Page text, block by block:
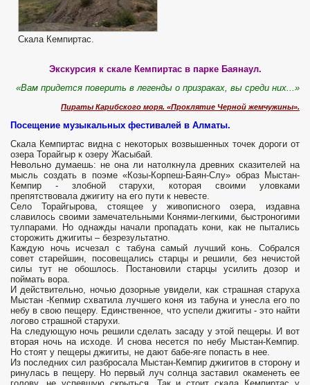
Скала Кемпиртас.
Экскурсия к скале Кемпиртас в парке Баянаул.
«Вам придется поверить в легенды о призраках, вы среди них...»
Пираты Карибского моря. «Проклятие Черной жемчужины».
Посещение музыкальных фестивалей в Алматы.
Скала Кемпиртас видна с некоторых возвышенных точек дороги от
озера Торайгыр к озеру Жасыбай.
Невольно думаешь: не она ли натолкнула древних сказителей на
мысль создать в поэме «Козы-Корпеш-Баян-Слу» образ Мыстан-
Кемпир - злобной старухи, которая своими уловками
препятствовала джигиту на его пути к невесте.
Село Торайгырова, стоящее у живописного озера, издавна
славилось своими замечательными Конями-легкими, быстроногими
тулпарами. Но однажды начали пропадать кони, как не пытались
сторожить джигиты – безрезультатно.
Каждую ночь исчезал с табуна самый лучший конь. Собрался
совет старейшин, посовещались старцы и решили, без нечистой
силы тут не обошлось. Постановили старцы усилить дозор и
поймать вора.
И действительно, ночью дозорные увидели, как страшная старуха
Мыстан -Кепмир схватила лучшего коня из табуна и унесла его по
небу в свою пещеру. Единственное, что успели джигиты - это найти
логово страшной старухи.
На следующую ночь решили сделать засаду у этой пещеры. И вот
вторая ночь на исходе. И снова несется по небу Мыстан-Кемпир.
Но стоят у пещеры джигиты, не дают бабе-яге попасть в нее.
Из последних сил разбросала Мыстан-Кемпир джигитов в сторону и
ринулась в пещеру. Но первый луч солнца заставил окаменеть ее